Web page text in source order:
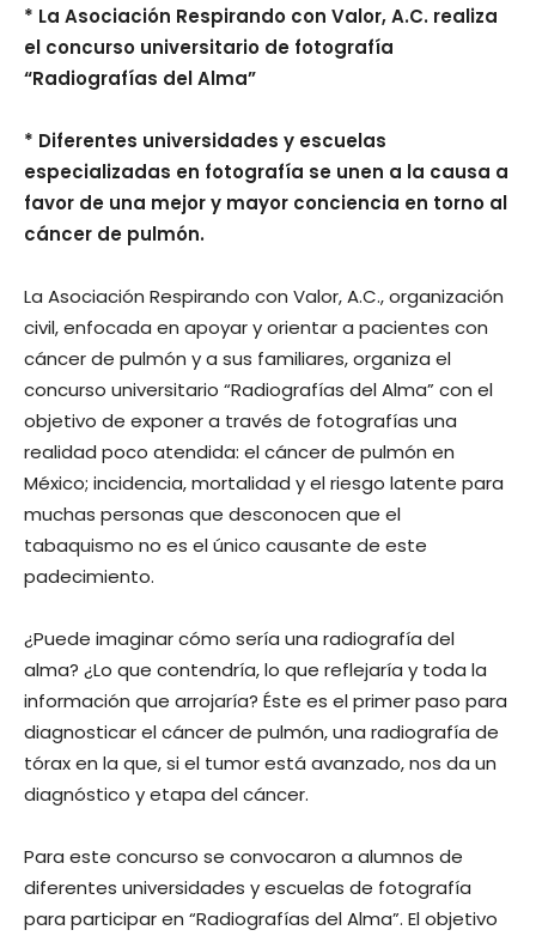
* La Asociación Respirando con Valor, A.C. realiza
el concurso universitario de fotografía
“Radiografías del Alma”
* Diferentes universidades y escuelas
especializadas en fotografía se unen a la causa a
favor de una mejor y mayor conciencia en torno al
cáncer de pulmón.
La Asociación Respirando con Valor, A.C., organización
civil, enfocada en apoyar y orientar a pacientes con
cáncer de pulmón y a sus familiares, organiza el
concurso universitario “Radiografías del Alma” con el
objetivo de exponer a través de fotografías una
realidad poco atendida: el cáncer de pulmón en
México; incidencia, mortalidad y el riesgo latente para
muchas personas que desconocen que el
tabaquismo no es el único causante de este
padecimiento.
¿Puede imaginar cómo sería una radiografía del
alma? ¿Lo que contendría, lo que reflejaría y toda la
información que arrojaría? Éste es el primer paso para
diagnosticar el cáncer de pulmón, una radiografía de
tórax en la que, si el tumor está avanzado, nos da un
diagnóstico y etapa del cáncer.
Para este concurso se convocaron a alumnos de
diferentes universidades y escuelas de fotografía
para participar en “Radiografías del Alma”. El objetivo